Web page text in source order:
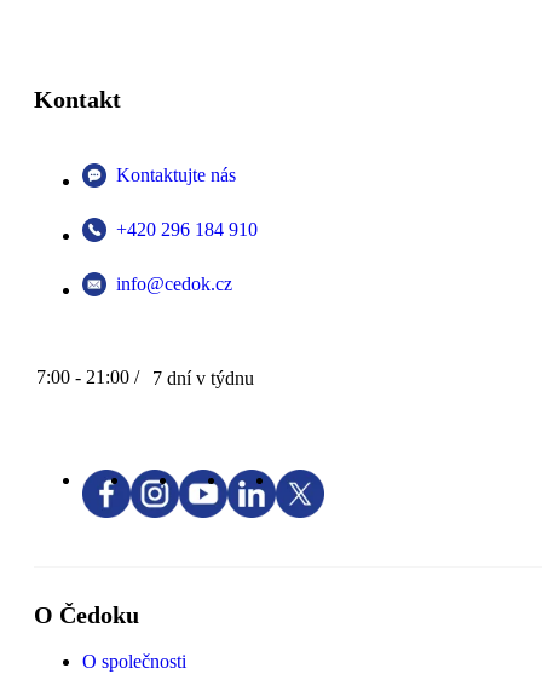
Kontakt
Kontaktujte nás
+420 296 184 910
info@cedok.cz
7:00 - 21:00 / 7 dní v týdnu
O Čedoku
O společnosti